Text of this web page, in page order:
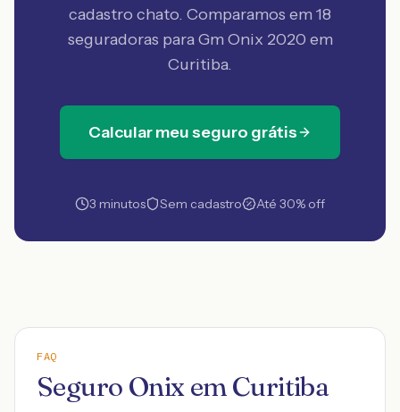
cadastro chato. Comparamos em 18
seguradoras para Gm Onix 2020 em
Curitiba.
Calcular meu seguro grátis
3 minutos Sem cadastro Até 30% off
FAQ
Seguro Onix em Curitiba